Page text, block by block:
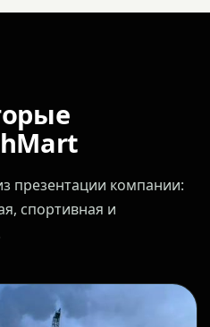
презентации компании:
спортивная и